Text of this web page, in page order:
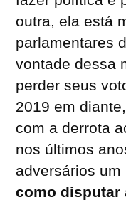
outra, ela está
parlamentares
vontade dessa
perder seus
2019 em
com a derrota
nos últimos
adversários
como disputar